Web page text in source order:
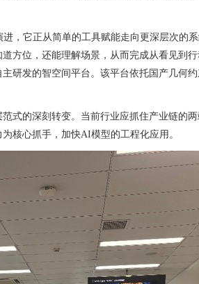
进，它正从简单的工具赋能走向更深层次的
方位，还能理解场景，从而完成从看见到
研发的智空间平台。该平台依托国产几何约
式的深刻转变。当前行业应抓住产业链的
核心抓手，加快AI模型的工程化应用。